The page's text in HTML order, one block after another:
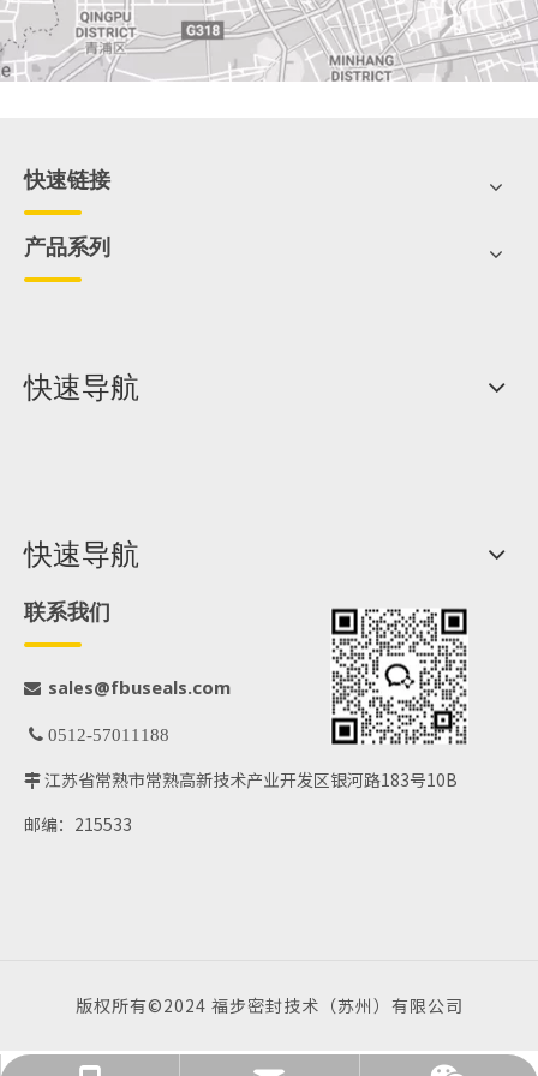
快速链接
产品系列
快速导航
快速导航
联系我们
 sales@fbuseals.com
 0512-57011188
 江苏省常熟市常熟高新技术产业开发区银河路183号10B
邮编：215533
版权所有©2024 福步密封技术（苏州）有限公司